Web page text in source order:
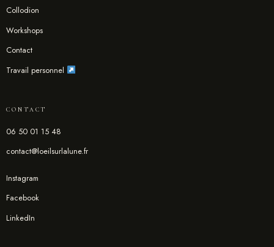
Collodion
Workshops
Contact
Travail personnel
CONTACT
06 50 01 15 48
contact@loeilsurlalune.fr
Instagram
Facebook
LinkedIn